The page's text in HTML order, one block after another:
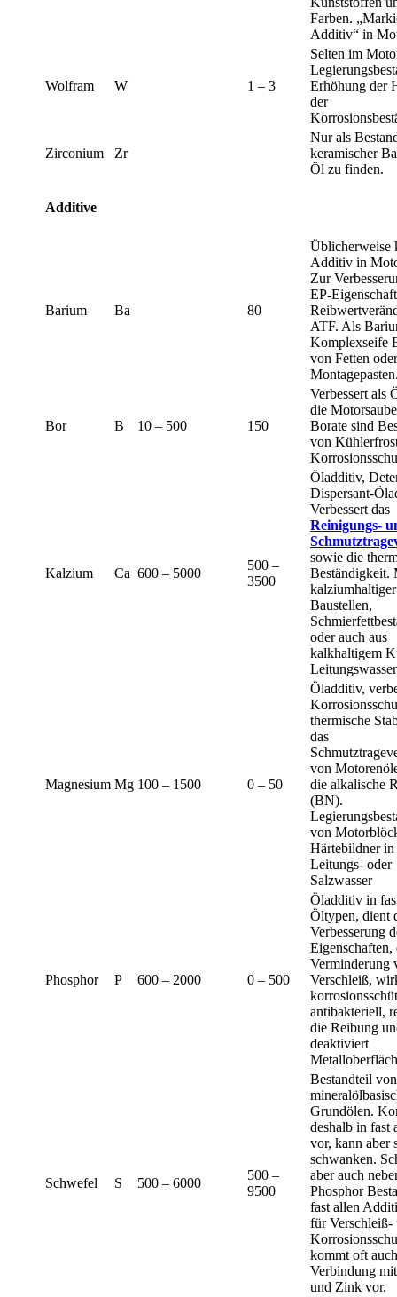
Farben.
Additiv“ in
Wolfram W 1 – 3
Selten im
Erhöhung der
der
Zirconium Zr
Nur als
keramischer
Öl zu finden.
Additive
Barium Ba 80
Üblicherweise
Additiv in
Zur
EP-
ATF. Als
Komplexseife
von Fetten oder
Bor B 10 – 500 150
Verbessert als
die
Borate sind
von
Kalzium Ca 600 – 5000
500 –
3500
Öladditiv,
Dispersant-
Verbessert das
Reinigungs-
sowie die
Beständigkeit.
Baustellen,
oder auch aus
kalkhaltigem
Magnesium Mg 100 – 1500 0 – 50
Öladditiv,
thermische
das
von
die alkalische
(BN).
von
Härtebildner in
Leitungs- oder
Salzwasser
Phosphor P 600 – 2000 0 – 500
Öladditiv in
Öltypen, dient
Verbesserung
Eigenschaften,
Verminderung
Verschleiß,
antibakteriell,
die Reibung
deaktiviert
Schwefel S 500 – 6000
500 –
9500
Bestandteil von
Grundölen.
deshalb in fast
vor, kann aber
schwanken.
aber auch
Phosphor
fast allen
für Verschleiß-
kommt oft
Verbindung
und Zink vor.